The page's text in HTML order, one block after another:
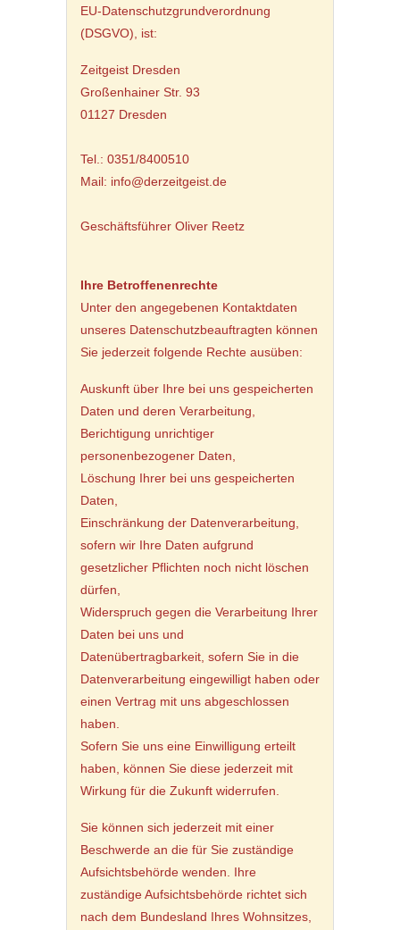
EU-Datenschutzgrundverordnung
(DSGVO), ist:
Zeitgeist Dresden
Großenhainer Str. 93
01127 Dresden
Tel.: 0351/8400510
Mail: info@derzeitgeist.de
Geschäftsführer Oliver Reetz
Ihre Betroffenenrechte
Unter den angegebenen Kontaktdaten
unseres Datenschutzbeauftragten können
Sie jederzeit folgende Rechte ausüben:
Auskunft über Ihre bei uns gespeicherten
Daten und deren Verarbeitung,
Berichtigung unrichtiger
personenbezogener Daten,
Löschung Ihrer bei uns gespeicherten
Daten,
Einschränkung der Datenverarbeitung,
sofern wir Ihre Daten aufgrund
gesetzlicher Pflichten noch nicht löschen
dürfen,
Widerspruch gegen die Verarbeitung Ihrer
Daten bei uns und
Datenübertragbarkeit, sofern Sie in die
Datenverarbeitung eingewilligt haben oder
einen Vertrag mit uns abgeschlossen
haben.
Sofern Sie uns eine Einwilligung erteilt
haben, können Sie diese jederzeit mit
Wirkung für die Zukunft widerrufen.
Sie können sich jederzeit mit einer
Beschwerde an die für Sie zuständige
Aufsichtsbehörde wenden. Ihre
zuständige Aufsichtsbehörde richtet sich
nach dem Bundesland Ihres Wohnsitzes,